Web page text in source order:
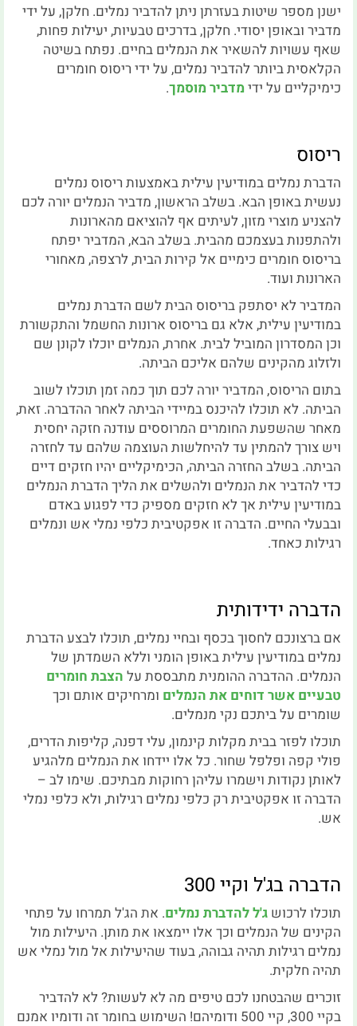
ישנן מספר שיטות בעזרתן ניתן להדביר נמלים. חלקן, על ידי
מדביר ובאופן יסודי. חלקן, בדרכים טבעיות, יעילות פחות,
שאף עשויות להשאיר את הנמלים בחיים. נפתח בשיטה
הקלאסית ביותר להדביר נמלים, על ידי ריסוס חומרים
כימיקליים על ידימדביר מוסמך.
ריסוס
הדברת נמלים במודיעין עילית באמצעות ריסוס נמלים
נעשית באופן הבא. בשלב הראשון, מדביר הנמלים יורה לכם
להצניע מוצרי מזון, לעיתים אף להוציאם מהארונות
ולהתפנות בעצמכם מהבית. בשלב הבא, המדביר יפתח
בריסוס חומרים כימיים אל קירות הבית, לרצפה, מאחורי
הארונות ועוד.
המדביר לא יסתפק בריסוס הבית לשם הדברת נמלים
במודיעין עילית, אלא גם בריסוס ארונות החשמל והתקשורת
וכן המסדרון המוביל לבית. אחרת, הנמלים יוכלו לקונן שם
ולזלוג מהקינים שלהם אליכם הביתה.
בתום הריסוס, המדביר יורה לכם תוך כמה זמן תוכלו לשוב
הביתה. לא תוכלו להיכנס במיידי הביתה לאחר ההדברה. זאת,
מאחר שהשפעת החומרים המרוססים עודנה חזקה יחסית
ויש צורך להמתין עד להיחלשות העוצמה שלהם עד לחזרה
הביתה. בשלב החזרה הביתה, הכימיקליים יהיו חזקים דיים
כדי להדביר את הנמלים ולהשלים את הליך הדברת הנמלים
במודיעין עילית אך לא חזקים מספיק כדי לפגוע באדם
ובבעלי החיים. הדברה זו אפקטיבית כלפי נמלי אש ונמלים
רגילות כאחד.
הדברה ידידותית
אם ברצונכם לחסוך בכסף ובחיי נמלים, תוכלו לבצע הדברת
נמלים במודיעין עילית באופן הומני וללא השמדתן של
הנמלים. ההדברה ההומנית מתבססת על הצבת חומרים
טבעיים אשר דוחים את הנמלים ומרחיקים אותם וכך
שומרים על ביתכם נקי מנמלים.
תוכלו לפזר בבית מקלות קינמון, עלי דפנה, קליפות הדרים,
פולי קפה ופלפל שחור. כל אלו יידחו את הנמלים מלהגיע
לאותן נקודות וישמרו עליהן רחוקות מבתיכם. שימו לב –
הדברה זו אפקטיבית רק כלפי נמלים רגילות, ולא כלפי נמלי
אש.
הדברה בג'ל וקיי 300
תוכלו לרכוש ג'ל להדברת נמלים. את הג'ל תמרחו על פתחי
הקינים של הנמלים וכך אלו יימצאו את מותן. היעילות מול
נמלים רגילות תהיה גבוהה, בעוד שהיעילות אל מול נמלי אש
תהיה חלקית.
זוכרים שהבטחנו לכם טיפים מה לא לעשות? לא להדביר
בקיי 300, קיי 500 ודומיהם! השימוש בחומר זה ודומיו אמנם